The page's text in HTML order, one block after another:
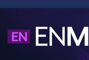
Saltar
contenido